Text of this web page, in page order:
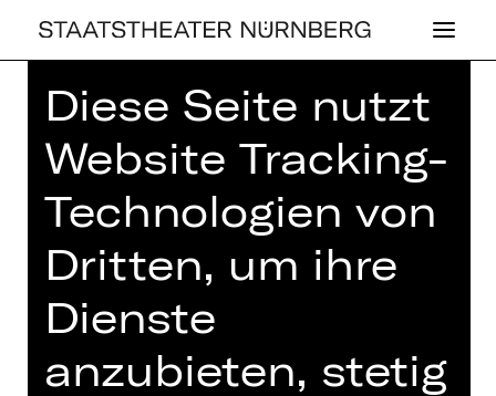
Home>Spielplan 25/26
> Lieder im
OPER
LIEDER IM GLUCK
Gaines Hall
Diese Seite nutzt
Website Tracking-
Technologien von
Dritten, um ihre
Dienste
anzubieten, stetig